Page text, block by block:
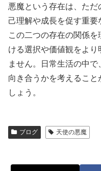
悪魔という存在は、た
己理解や成長を促す重要
この二つの存在の関係
ける選択や価値観をよ
ません。日常生活の中
向き合うかを考えるこ
しょう。
ブログ 天使の悪魔